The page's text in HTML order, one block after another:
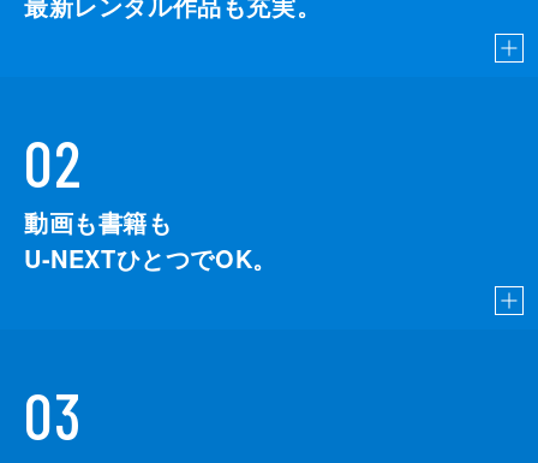
02
動画も書籍も
U-NEXTひとつでOK。
03